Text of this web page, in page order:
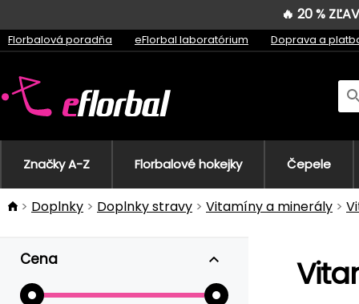
🔥 20 %
Florbalová poradňa eFlorbal laboratórium Doprava a
Značky A-Z Florbalové hokejky Čepele
Doplnky Doplnky stravy Vitamíny a minerály
Cena